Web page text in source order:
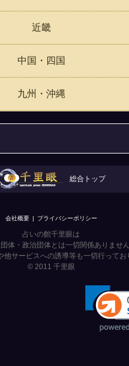
近畿
中国・四国
九州・沖縄
総合トップ
会社概要 プライバシーポリシー
占いの館千里眼は
体・政治団体とは一切関係ありません
他サービスへの誘導等も一切行ってお
© 2011 千里眼